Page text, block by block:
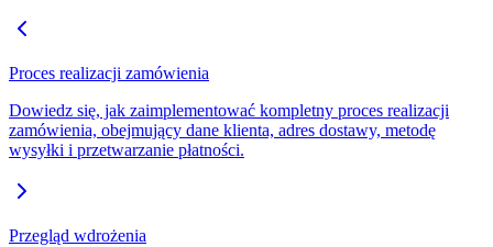
Proces realizacji zamówienia
Dowiedz się, jak zaimplementować kompletny proces realizacji
zamówienia, obejmujący dane klienta, adres dostawy, metodę
wysyłki i przetwarzanie płatności.
Przegląd wdrożenia